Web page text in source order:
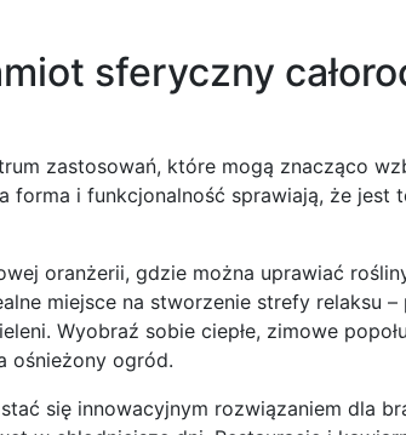
sferyczny
zastosowań, które mogą znacząco
forma i funkcjonalność sprawiają, że jest
oranżerii, gdzie można uprawiać
miejsce na stworzenie strefy relaksu
Wyobraź sobie ciepłe, zimowe
ośnieżony ogród.
się innowacyjnym rozwiązaniem dla